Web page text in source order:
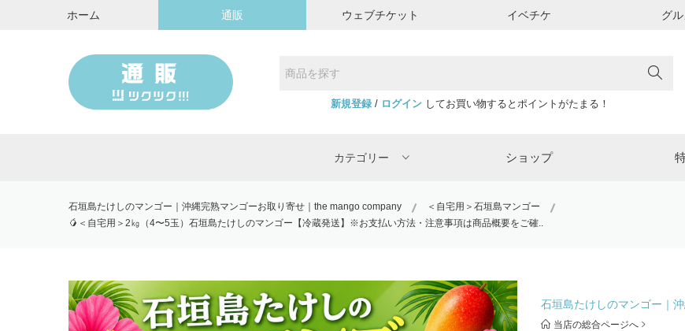
ホーム 通販 ウェブチケット イベチケ グル
新規登録/ ログインしてお買い物するとポイントがたまる！
カテゴリー ショップ
石垣島たけしのマンゴー｜沖縄完熟マンゴーお取り寄せ｜the mango company
＜自宅用＞石垣島マンゴー
🥭＜自宅用＞2㎏（4〜5玉）石垣島たけしのマンゴー【冷蔵発送】※お支払い方法・注意事項は商品概要をご確..
石垣島たけしのマンゴー｜
当店の総合ページへ